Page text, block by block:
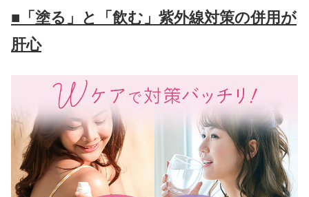
■「塗る」と「飲む」紫外線対策の併用が
肝心